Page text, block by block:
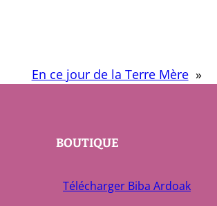
En ce jour de la Terre Mère »
BOUTIQUE
Télécharger Biba Ardoak